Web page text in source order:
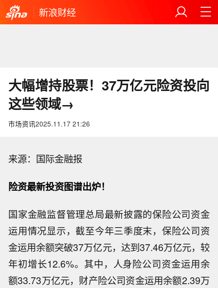
新浪财经
大幅增持股票！37万亿元险资投向
这些领域→
市场资讯2025.11.17 21:26
来源：国际金融报
险资最新投资图谱出炉！
国家金融监督管理总局最新披露的保险公司资金
运用情况显示，截至今年三季度末，保险公司资
金运用余额突破37万亿元，达到37.46万亿元，较
年初增长12.6%。其中，人身险公司资金运用余
额33.73万亿元，财产险公司资金运用余额2.39万